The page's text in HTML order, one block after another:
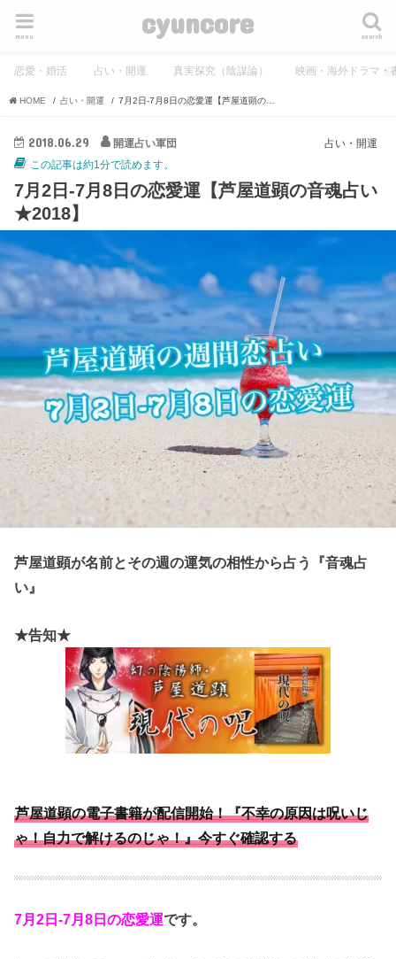
cyuncore search
menu
恋愛・婚活 占い・開運 真実探究（陰謀論） 映画・海外ドラマ・
HOME 占い・開運
占い・開運
2018.06.29
開運占い軍団
この記事は約1分で読めます。
7月2日-7月8日の恋愛運【芦屋道顕の音魂占い
★2018】
芦屋道顕が名前とその週の運気の相性から占う『音魂占
い』
★告知★
芦屋道顕の電子書籍が配信開始！『不幸の原因は呪いじ
ゃ！自力で解けるのじゃ！』今すぐ確認する
7月2日-7月8日の恋愛運です。